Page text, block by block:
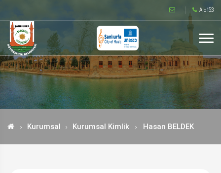
Alo 153
Kurumsal Kurumsal Kimlik Hasan BELDEK